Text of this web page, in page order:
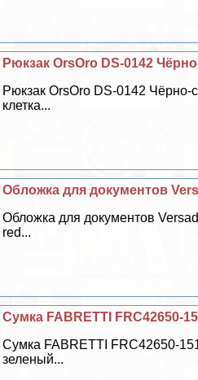
Рюкзак OrsOro DS-0142
Рюкзак OrsOro DS-0142 Чёрно-
клетка...
Обложка для документов
Обложка для документов
red...
Сумка FABRETTI FRC42650-
Сумка FABRETTI FRC42650-
зеленый...